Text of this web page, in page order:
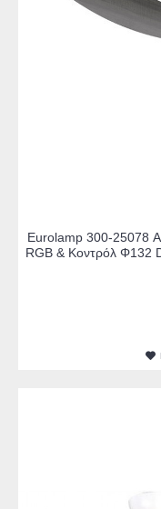
Eurolamp 300-25078
RGB & Κοντρόλ Φ132